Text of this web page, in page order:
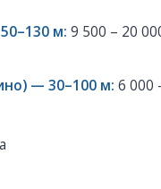
м: 9 500 – 20
— 30–100 м: 6 000